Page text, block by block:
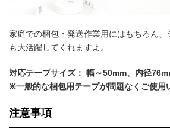
家庭での梱包・発送作業用にはもちろん
も大活躍してくれますよ。
対応テープサイズ： 幅～50mm、内径
※一般的な梱包用テープが問題なくご使用
注意事項